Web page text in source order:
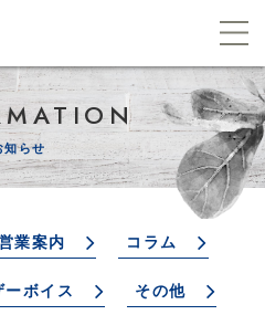
知らせ
業案内 コラム
ーボイス その他